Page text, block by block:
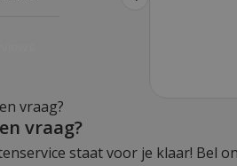
vraag?
staat voor je klaar! Bel